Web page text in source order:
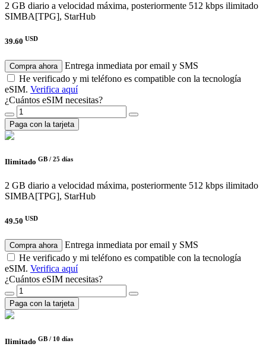
2 GB diario a velocidad máxima, posteriormente 512 kbps ilimitado
SIMBA[TPG], StarHub
39.60 USD
Compra ahora
Entrega inmediata por email y SMS
He verificado y mi teléfono es compatible con la tecnología
eSIM. Verifica aquí
¿Cuántos eSIM necesitas?
Paga con la tarjeta
Ilimitado GB / 25 días
2 GB diario a velocidad máxima, posteriormente 512 kbps ilimitado
SIMBA[TPG], StarHub
49.50 USD
Compra ahora
Entrega inmediata por email y SMS
He verificado y mi teléfono es compatible con la tecnología
eSIM. Verifica aquí
¿Cuántos eSIM necesitas?
Paga con la tarjeta
Ilimitado GB / 10 días